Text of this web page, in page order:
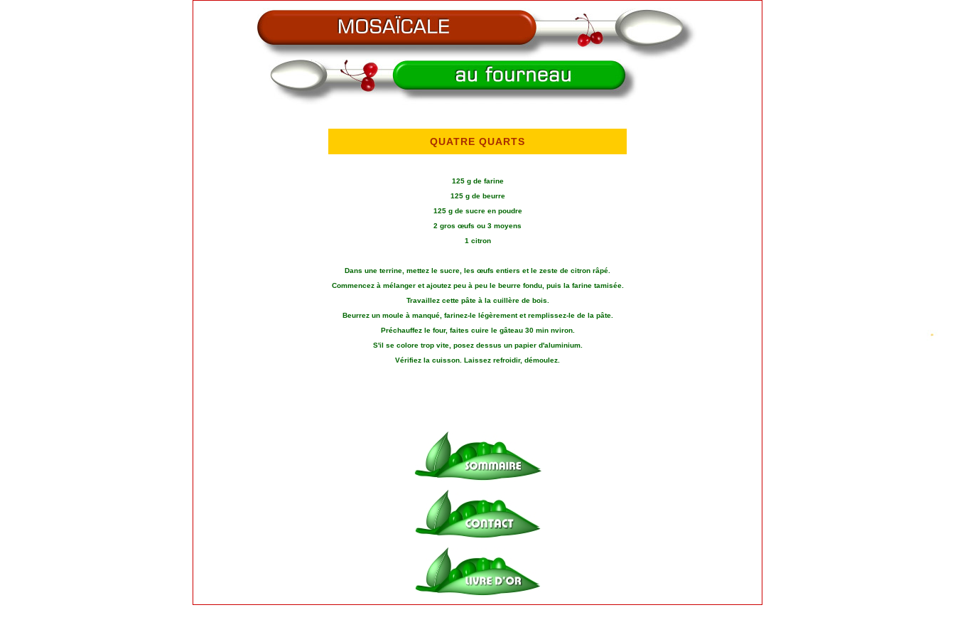
QUATRE QUARTS
125 g de farine
125 g de beurre
125 g de sucre en poudre
2 gros œufs ou 3 moyens
1 citron
Dans une terrine, mettez le sucre, les œufs entiers et le zeste de citron râpé.
Commencez à mélanger et ajoutez peu à peu le beurre fondu, puis la farine tamisée.
Travaillez cette pâte à la cuillère de bois.
Beurrez un moule à manqué, farinez-le légèrement et remplissez-le de la pâte.
Préchauffez le four, faites cuire le gâteau 30 min nviron.
S'il se colore trop vite, posez dessus un papier d'aluminium.
Vérifiez la cuisson. Laissez refroidir, démoulez.